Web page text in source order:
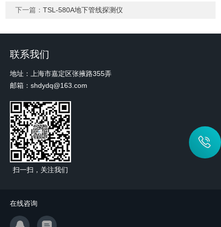
下一篇：TSL-580A地下管线探测仪
联系我们
地址：上海市嘉定区张掖路355弄
邮箱：shdydq@163.com
扫一扫，关注我们
在线咨询